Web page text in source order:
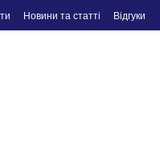
Новини та статті Відгуки